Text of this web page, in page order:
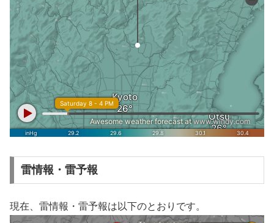
雷情報・雷予報
現在、雷情報・雷予報は以下のとおりです。